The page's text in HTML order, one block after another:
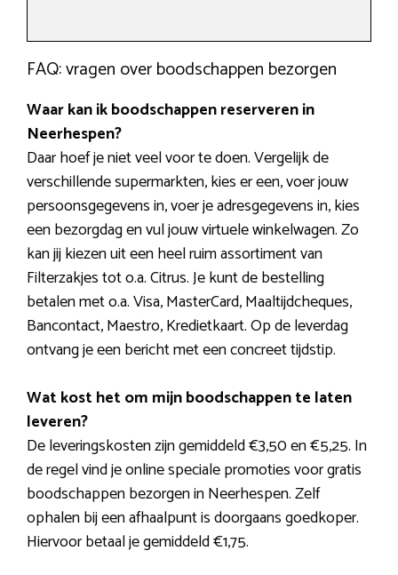
FAQ: vragen over boodschappen bezorgen
Waar kan ik boodschappen reserveren in
Neerhespen?
Daar hoef je niet veel voor te doen. Vergelijk de
verschillende supermarkten, kies er een, voer jouw
persoonsgegevens in, voer je adresgegevens in, kies
een bezorgdag en vul jouw virtuele winkelwagen. Zo
kan jij kiezen uit een heel ruim assortiment van
Filterzakjes tot o.a. Citrus. Je kunt de bestelling
betalen met o.a. Visa, MasterCard, Maaltijdcheques,
Bancontact, Maestro, Kredietkaart. Op de leverdag
ontvang je een bericht met een concreet tijdstip.
Wat kost het om mijn boodschappen te laten
leveren?
De leveringskosten zijn gemiddeld €3,50 en €5,25. In
de regel vind je online speciale promoties voor gratis
boodschappen bezorgen in Neerhespen. Zelf
ophalen bij een afhaalpunt is doorgaans goedkoper.
Hiervoor betaal je gemiddeld €1,75.